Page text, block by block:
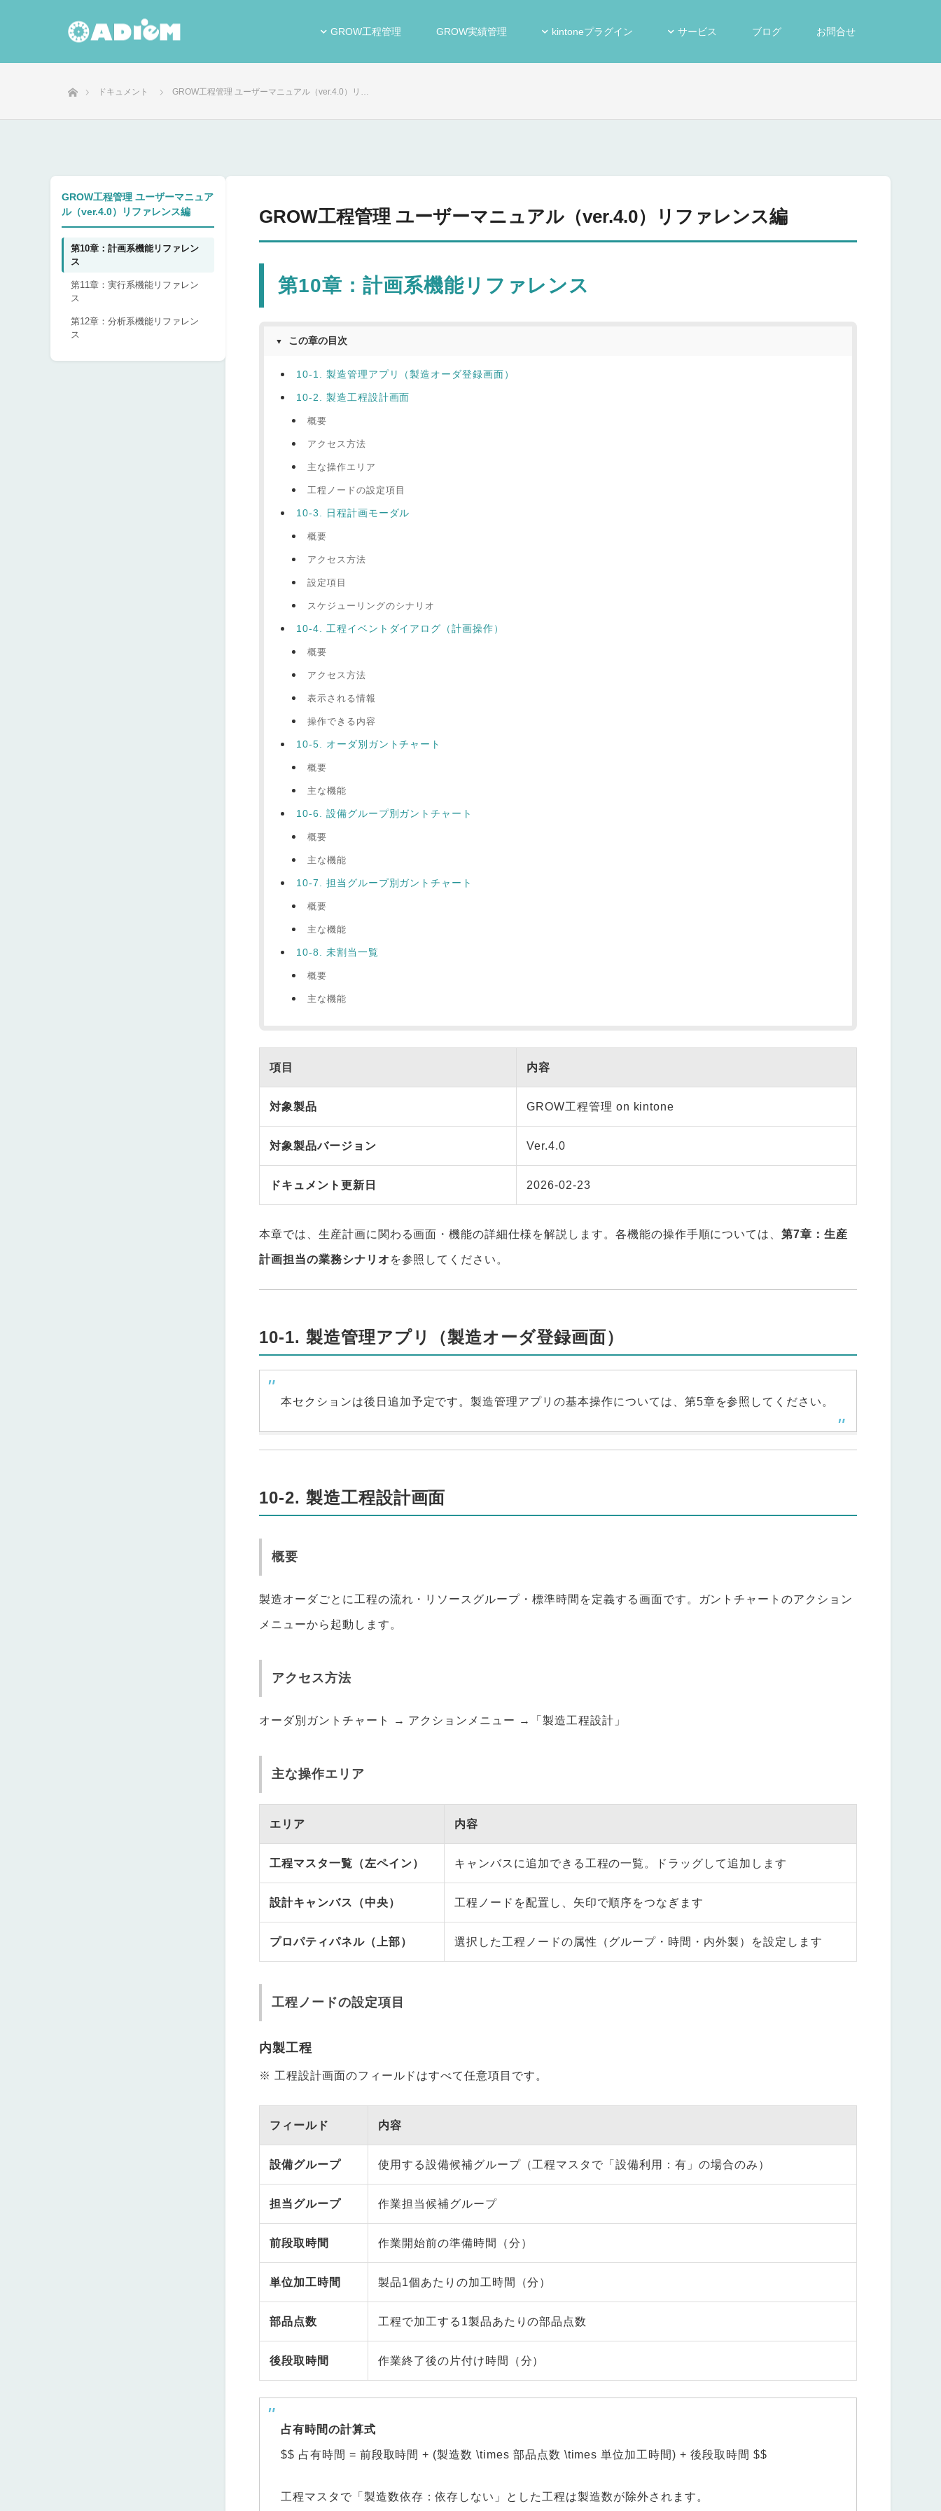
GROW工程管理 GROW実績管理 kintoneプラグイン サービス ブログ お問合せ
ドキュメント GROW工程管理 ユーザーマニュアル（ver.4.0）リ…
GROW工程管理 ユーザーマニュア
ル（ver.4.0）リファレンス編
第10章：計画系機能リファレン
ス
第11章：実行系機能リファレン
ス
第12章：分析系機能リファレン
ス
GROW工程管理 ユーザーマニュアル（ver.4.0）リファレンス編
第10章：計画系機能リファレンス
▼ この章の目次
10-1. 製造管理アプリ（製造オーダ登録画面）
10-2. 製造工程設計画面
概要
アクセス方法
主な操作エリア
工程ノードの設定項目
10-3. 日程計画モーダル
概要
アクセス方法
設定項目
スケジューリングのシナリオ
10-4. 工程イベントダイアログ（計画操作）
概要
アクセス方法
表示される情報
操作できる内容
10-5. オーダ別ガントチャート
概要
主な機能
10-6. 設備グループ別ガントチャート
概要
主な機能
10-7. 担当グループ別ガントチャート
概要
主な機能
10-8. 未割当一覧
概要
主な機能
項目 内容
対象製品 GROW工程管理 on kintone
対象製品バージョン Ver.4.0
ドキュメント更新日 2026-02-23
本章では、生産計画に関わる画面・機能の詳細仕様を解説します。各機能の操作手順については、第7章：生産
計画担当の業務シナリオ を参照してください。
10-1. 製造管理アプリ（製造オーダ登録画面）
本セクションは後日追加予定です。製造管理アプリの基本操作については、第5章を参照してください。
10-2. 製造工程設計画面
概要
製造オーダごとに工程の流れ・リソースグループ・標準時間を定義する画面です。ガントチャートのアクション
メニューから起動します。
アクセス方法
オーダ別ガントチャート → アクションメニュー →「製造工程設計」
主な操作エリア
エリア 内容
工程マスタ一覧（左ペイン） キャンバスに追加できる工程の一覧。ドラッグして追加します
設計キャンバス（中央） 工程ノードを配置し、矢印で順序をつなぎます
プロパティパネル（上部） 選択した工程ノードの属性（グループ・時間・内外製）を設定します
工程ノードの設定項目
内製工程
※ 工程設計画面のフィールドはすべて任意項目です。
フィールド 内容
設備グループ 使用する設備候補グループ（工程マスタで「設備利用：有」の場合のみ）
担当グループ 作業担当候補グループ
前段取時間 作業開始前の準備時間（分）
単位加工時間 製品1個あたりの加工時間（分）
部品点数 工程で加工する1製品あたりの部品点数
後段取時間 作業終了後の片付け時間（分）
占有時間の計算式
$$ 占有時間 = 前段取時間 + (製造数 \times 部品点数 \times 単位加工時間) + 後段取時間 $$
工程マスタで「製造数依存：依存しない」とした工程は製造数が除外されます。